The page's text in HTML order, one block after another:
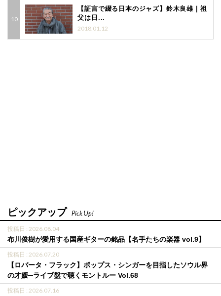
【証言で綴る日本のジャズ】鈴木良雄｜祖
父は日...
2018.01.12
ピックアップ Pick Up!
投稿日 : 2026.08.04
布川俊樹が愛用する国産ギターの銘品【名手たちの楽器 vol.9】
投稿日 : 2026.07.20
【ロバータ・フラック】ポップス・シンガーを目指したソウル界
の才媛─ライブ盤で聴くモントルー Vol.68
投稿日 : 2026.07.16